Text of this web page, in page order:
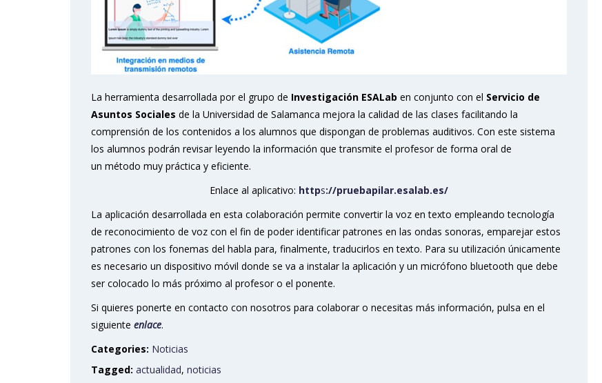
La herramienta desarrollada por el grupo de Investigación ESALab en conjunto con el Servicio de
Asuntos Sociales de la Universidad de Salamanca mejora la calidad de las clases facilitando la
comprensión de los contenidos a los alumnos que dispongan de problemas auditivos. Con este sistema
los alumnos podrán revisar leyendo la información que transmite el profesor de forma oral de
un método muy práctica y eficiente.
Enlace al aplicativo: https://pruebapilar.esalab.es/
La aplicación desarrollada en esta colaboración permite convertir la voz en texto empleando tecnología
de reconocimiento de voz con el fin de poder identificar patrones en las ondas sonoras, emparejar estos
patrones con los fonemas del habla para, finalmente, traducirlos en texto. Para su utilización únicamente
es necesario un dispositivo móvil donde se va a instalar la aplicación y un micrófono bluetooth que debe
ser colocado lo más próximo al profesor o el ponente.
Si quieres ponerte en contacto con nosotros para colaborar o necesitas más información, pulsa en el
siguiente enlace.
Categories: Noticias
Tagged: actualidad, noticias